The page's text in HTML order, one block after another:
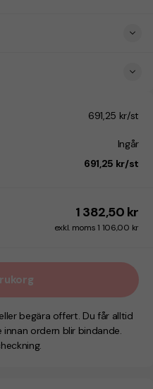
691,25 kr/st
Ingår
691,25 kr/st
1 382,50 kr
exkl. moms 1 106,00 kr
begära offert. Du får alltid
ordern blir bindande.